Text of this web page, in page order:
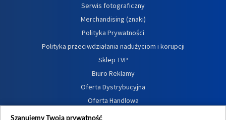
Serwis fotograficzny
Merchandising (znaki)
Polityka Prywatności
Polityka przeciwdziałania nadużyciom i korupcji
Sklep TVP
Biuro Reklamy
Oferta Dystrybucyjna
Oferta Handlowa
Dostępność
Szanujemy Twoją prywatność